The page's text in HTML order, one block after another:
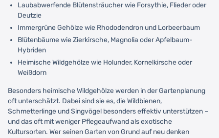
Laubabwerfende Blütensträucher wie Forsythie, Flieder oder
Deutzie
Immergrüne Gehölze wie Rhododendron und Lorbeerbaum
Blütenbäume wie Zierkirsche, Magnolia oder Apfelbaum-
Hybriden
Heimische Wildgehölze wie Holunder, Kornelkirsche oder
Weißdorn
Besonders heimische Wildgehölze werden in der Gartenplanung
oft unterschätzt. Dabei sind sie es, die Wildbienen,
Schmetterlinge und Singvögel besonders effektiv unterstützen –
und das oft mit weniger Pflegeaufwand als exotische
Kultursorten. Wer seinen Garten von Grund auf neu denken